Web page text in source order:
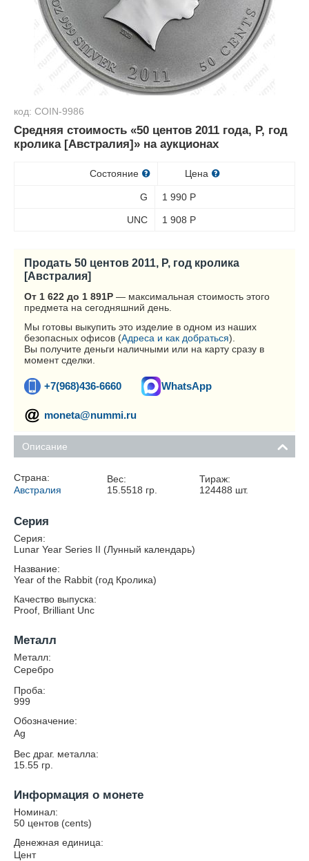
код: COIN-9986
Средняя стоимость «50 центов 2011 года, P, год
кролика [Австралия]» на аукционах
Состояние Цена
G 1 990 Р
UNC 1 908 Р
Продать 50 центов 2011, P, год кролика
[Австралия]
От 1 622 до 1 891Р — максимальная стоимость этого
предмета на сегодняшний день.
Мы готовы выкупить это изделие в одном из наших
безопасных офисов (Адреса и как добраться).
Вы получите деньги наличными или на карту сразу в
момент сделки.
+7(968)436-6660 WhatsApp
moneta@nummi.ru
Описание
Страна:
Австралия
Вес:
15.5518 гр.
Тираж:
124488 шт.
Серия
Серия:
Lunar Year Series II (Лунный календарь)
Название:
Year of the Rabbit (год Кролика)
Качество выпуска:
Proof, Brilliant Unc
Металл
Металл:
Серебро
Проба:
999
Обозначение:
Ag
Вес драг. металла:
15.55 гр.
Информация о монете
Номинал:
50 центов (cents)
Денежная единица:
Цент